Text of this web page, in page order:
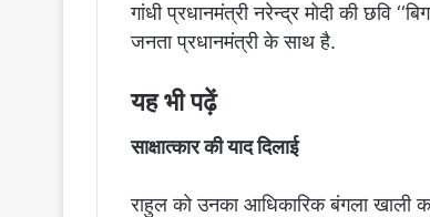
गांधी प्रधानमंत्री नरेन्द्र मोदी की छवि
जनता प्रधानमंत्री के साथ है.
यह भी पढ़ें
साक्षात्कार की याद दिलाई
राहुल को उनका आधिकारिक बंगला खाली